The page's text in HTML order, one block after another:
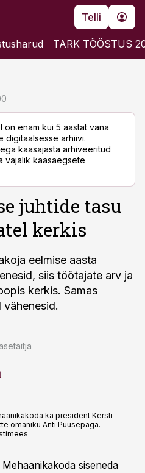
Telli
TARK TÖÖSTUS
on enam kui 5 aastat vana
digitaalsesse arhiivi.
kaasajasta arhiveeritud
vajalik kaasaegsete
juhtide tasu
kerkis
eelmise aasta
siis töötajate arv ja
kerkis. Samas
ka president Kersti
omaniku Anti Puusepaga.
siseneda